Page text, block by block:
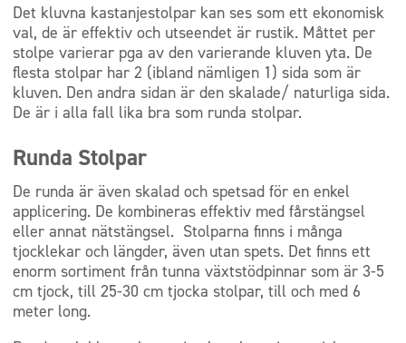
Det kluvna kastanjestolpar kan ses som ett ekonomisk
val, de är effektiv och utseendet är rustik. Måttet per
stolpe varierar pga av den varierande kluven yta. De
flesta stolpar har 2 (ibland nämligen 1) sida som är
kluven. Den andra sidan är den skalade/ naturliga sida.
De är i alla fall lika bra som runda stolpar.
Runda Stolpar
De runda är även skalad och spetsad för en enkel
applicering. De kombineras effektiv med fårstängsel
eller annat nätstängsel. Stolparna finns i många
tjocklekar och längder, även utan spets. Det finns ett
enorm sortiment från tunna växtstödpinnar som är 3-5
cm tjock, till 25-30 cm tjocka stolpar, till och med 6
meter long.